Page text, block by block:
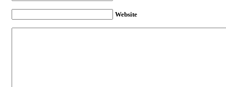
Website